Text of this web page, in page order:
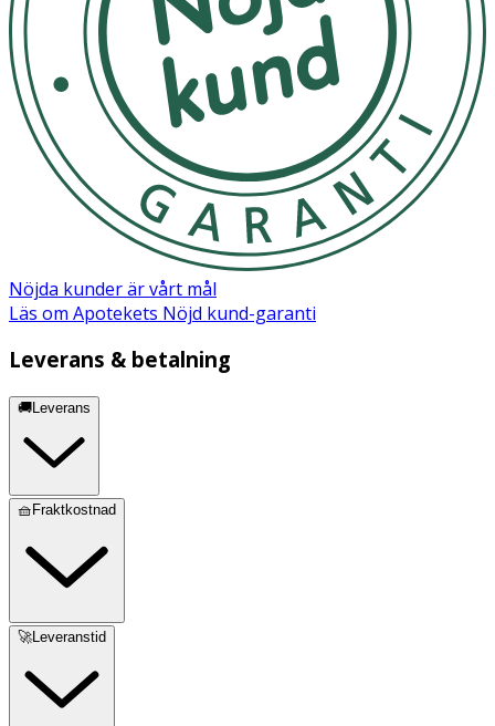
Nöjda kunder är vårt mål
Läs om Apotekets Nöjd kund-garanti
Leverans & betalning
🚚Leverans
🧺Fraktkostnad
🚀Leveranstid